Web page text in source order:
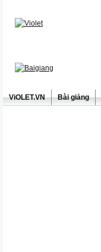
ViOLET.VN Bài giảng